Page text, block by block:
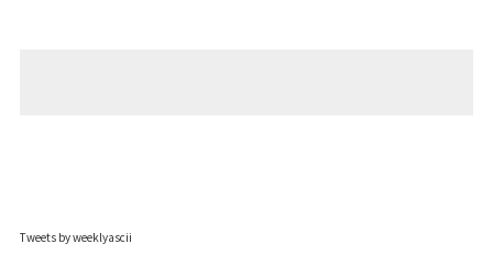
Tweets by weeklyascii